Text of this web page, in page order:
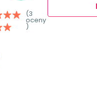
(3
oceny
)